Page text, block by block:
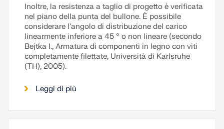
Inoltre, la resistenza a taglio di progetto è verificata
nel piano della punta del bullone. È possibile
considerare l'angolo di distribuzione del carico
linearmente inferiore a 45 ° o non lineare (secondo
Bejtka I., Armatura di componenti in legno con viti
completamente filettate, Università di Karlsruhe
(TH), 2005).
Leggi di più